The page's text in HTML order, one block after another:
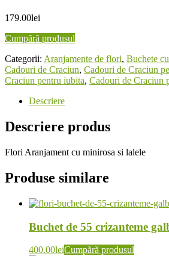
179.00lei
Cumpără produsul
Categorii: Aranjamente de flori, Buchete
Cadouri de Craciun, Cadouri de Craciun
Craciun pentru iubita, Cadouri de Craciun
Descriere
Descriere produs
Flori Aranjament cu minirosa si lalele
Produse similare
Buchet de 55 crizanteme
400.00leiCumpără produsul